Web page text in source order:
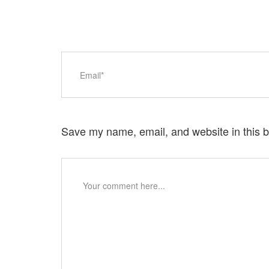
Save my name, email, and website in this